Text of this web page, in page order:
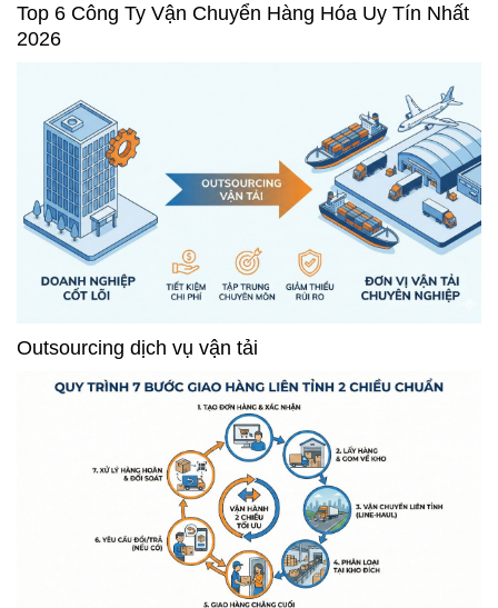
Top 6 Công Ty Vận Chuyển Hàng Hóa Uy Tín Nhất
2026
Outsourcing dịch vụ vận tải